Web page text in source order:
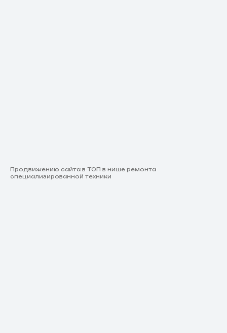
Продвижению сайта в ТОП в нише ремонта
специализированной техники